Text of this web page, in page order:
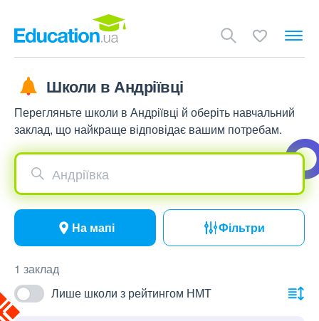
Школи в Андріївці
Перегляньте школи в Андріївці й оберіть навчальний
заклад, що найкраще відповідає вашим потребам.
Андріївка
На мапі Фільтри
1 заклад
Лише школи з рейтингом НМТ